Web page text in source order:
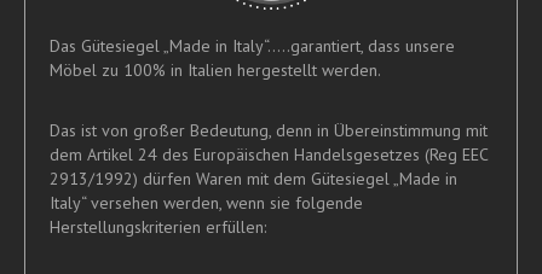
Das Gütesiegel „Made in Italy“.....garantiert, dass unsere
Möbel zu 100% in Italien hergestellt werden.
Das ist von großer Bedeutung, denn in Übereinstimmung mit
dem Artikel 24 des Europäischen Handelsgesetzes (Reg EEC
2913/1992) dürfen Waren mit dem Gütesiegel „Made in
Italy“ versehen werden, wenn sie folgende
Herstellungskriterien erfüllen: